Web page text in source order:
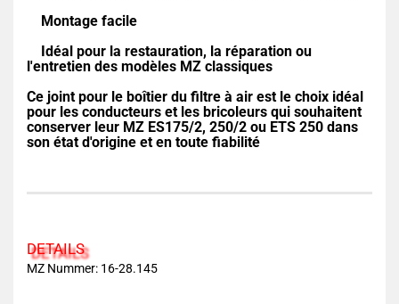
Montage facile
Idéal pour la restauration, la réparation ou
l'entretien des modèles MZ classiques
Ce joint pour le boîtier du filtre à air est le choix idéal
pour les conducteurs et les bricoleurs qui souhaitent
conserver leur MZ ES175/2, 250/2 ou ETS 250 dans
son état d'origine et en toute fiabilité
DETAILS
MZ Nummer: 16-28.145